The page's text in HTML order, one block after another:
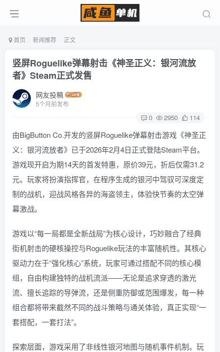
首页 新闻推荐 正文
竖屏Roguelike弹幕射击《神圣正义：银河流放
者》Steam正式发售
网友投稿
5个月前发布
0 2950 114
由BigButton Co.开发的竖屏Roguelike弹幕射击游戏《神圣正
义：银河流放者》已于2026年2月4日正式登陆Steam平台。
游戏现开启为期14天的首发特惠，原价39元，折后仅需31.2
元。玩家将扮演指挥官，在程序生成的银河中驾驭可深度定
制的战机，迎战风格各异的海盗领主，体验快节奏的太空弹
幕激战。
游戏以“每一局都是全新战局”为核心设计，巧妙融合了经典
街机射击的硬核操控与Roguelike玩法的丰富随机性。其核心
驱动力在于“强化核心”系统，玩家可通过搭配不同的核心模
组，自由构建独特的战机流派——无论是追求穿透的激光
流、擅长追踪的导弹流，还是侧重防御或范围爆发，每一种
组合都将带来截然不同的战斗策略与通关体验，真正实现“一
套搭配，一套打法”。
探索层面，游戏采用了非线性银河地图与随机事件机制。玩